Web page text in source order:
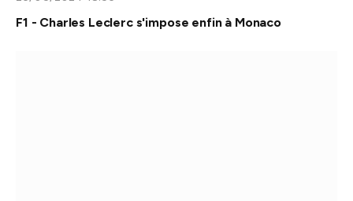
F1 - Charles Leclerc s'impose enfin à Monaco